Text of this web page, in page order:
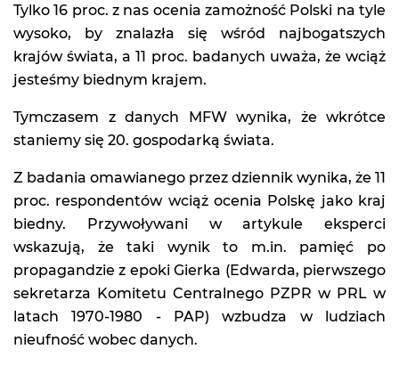
Tylko 16 proc. z nas ocenia zamożność Polski na tyle
wysoko, by znalazła się wśród najbogatszych
krajów świata, a 11 proc. badanych uważa, że wciąż
jesteśmy biednym krajem.
Tymczasem z danych MFW wynika, że wkrótce
staniemy się 20. gospodarką świata.
Z badania omawianego przez dziennik wynika, że 11
proc. respondentów wciąż ocenia Polskę jako kraj
biedny. Przywoływani w artykule eksperci
wskazują, że taki wynik to m.in. pamięć po
propagandzie z epoki Gierka (Edwarda, pierwszego
sekretarza Komitetu Centralnego PZPR w PRL w
latach 1970-1980 - PAP) wzbudza w ludziach
nieufność wobec danych.